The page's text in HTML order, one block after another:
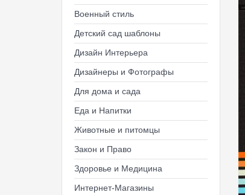
Военный стиль
Детский сад шаблоны
Дизайн Интерьера
Дизайнеры и Фотографы
Для дома и сада
Еда и Напитки
Животные и питомцы
Закон и Право
Здоровье и Медицина
Интернет-Магазины